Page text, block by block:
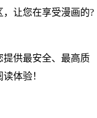
让您在享受漫画的?
提供最安全、最高质
体验！